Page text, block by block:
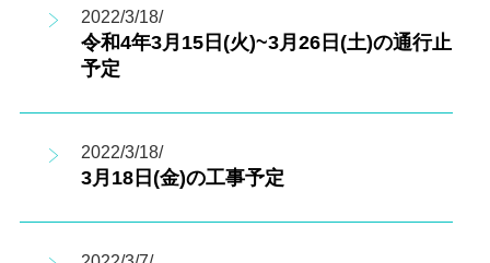
2022/3/18/
令和4年3月15日(火)~3月26日(土)の通行止
予定
2022/3/18/
3月18日(金)の工事予定